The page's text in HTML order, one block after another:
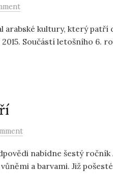
arabské kultury, který
Součástí letošního 6.
nabídne šestý
a barvami. Již